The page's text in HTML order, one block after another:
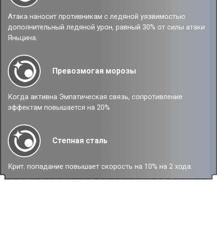
Атака наносит противникам с ледяной уязвимостью
дополнительный ледяной урон, равный 30% от силы атаки
Яньцина.
Превозмогая морозы
Когда активна Эмпатическая связь, сопротивление
эффектам повышается на 20%.
Степная сталь
Крит. попадание повышает скорость на 10% на 2 хода.